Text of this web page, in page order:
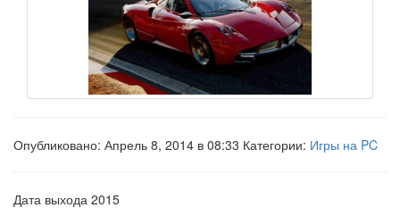
Опубликовано: Апрель 8, 2014 в 08:33 Категории: Игры на PC
Дата выхода 2015